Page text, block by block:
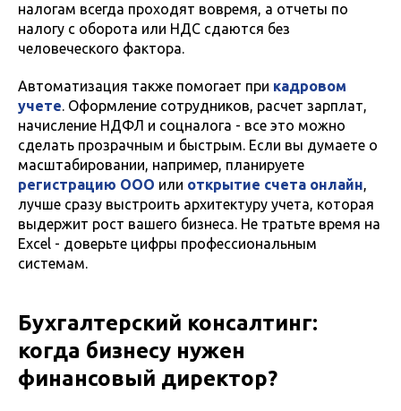
налогам всегда проходят вовремя, а отчеты по
налогу с оборота или НДС сдаются без
человеческого фактора.
Автоматизация также помогает при кадровом
учете. Оформление сотрудников, расчет зарплат,
начисление НДФЛ и соцналога - все это можно
сделать прозрачным и быстрым. Если вы думаете о
масштабировании, например, планируете
регистрацию ООО или открытие счета онлайн,
лучше сразу выстроить архитектуру учета, которая
выдержит рост вашего бизнеса. Не тратьте время на
Excel - доверьте цифры профессиональным
системам.
Бухгалтерский консалтинг:
когда бизнесу нужен
финансовый директор?